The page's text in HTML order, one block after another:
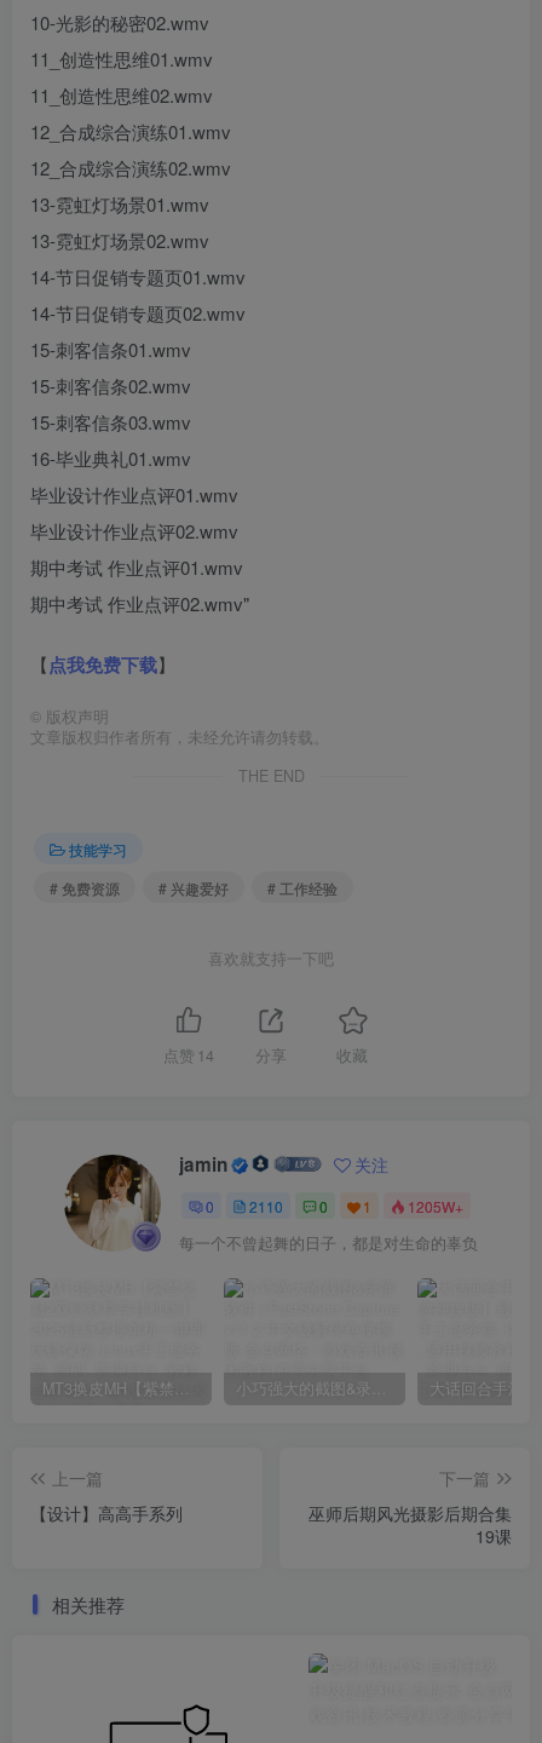
10-光影的秘密02.wmv
11_创造性思维01.wmv
11_创造性思维02.wmv
12_合成综合演练01.wmv
12_合成综合演练02.wmv
13-霓虹灯场景01.wmv
13-霓虹灯场景02.wmv
14-节日促销专题页01.wmv
14-节日促销专题页02.wmv
15-刺客信条01.wmv
15-刺客信条02.wmv
15-刺客信条03.wmv
16-毕业典礼01.wmv
毕业设计作业点评01.wmv
毕业设计作业点评02.wmv
期中考试 作业点评01.wmv
期中考试 作业点评02.wmv"
【点我免费下载】
© 版权声明
文章版权归作者所有，未经允许请勿转载。
THE END
技能学习
# 免费资源
# 兴趣爱好 # 工作经验
喜欢就支持一下吧
点赞 14 分享 收藏
jamin 关注
0 2110 0 1 1205W+
每一个不曾起舞的日子，都是对生命的辜负
MT3换皮MH【紫禁之巅2双经脉尊享挂机版】2025最新整理单机一键即玩镜像端_Linux手工服务端_源码_管理后台_教程 小巧强大的截图&录屏软件 | FastStone Capture v11.2 中文破解绿色便携版
上一篇
【设计】高高手系列
下一篇
巫师后期风光摄影后期合集
19课
相关推荐